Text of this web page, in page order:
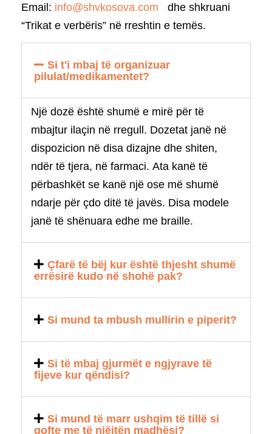
Email: info@shvkosova.com dhe shkruani
“Trikat e verbëris” në rreshtin e temës.
Si t'i mbaj të organizuar
pilulat/medikamentet?
Një dozë është shumë e mirë për të
mbajtur ilaçin në rregull. Dozetat janë në
dispozicion në disa dizajne dhe shiten,
ndër të tjera, në farmaci. Ata kanë të
përbashkët se kanë një ose më shumë
ndarje për çdo ditë të javës. Disa modele
janë të shënuara edhe me braille.
Çfarë të bëj kur është thjesht shumë
errësirë ​​kudo në shohë pak?
Si mund ta mbush mullirin e piperit?
Si të mbaj gjurmët e ngjyrave të
fijeve kur qëndisi?
Si mund të marr ushqim të tillë si
qofte me të njëjtën madhësi?